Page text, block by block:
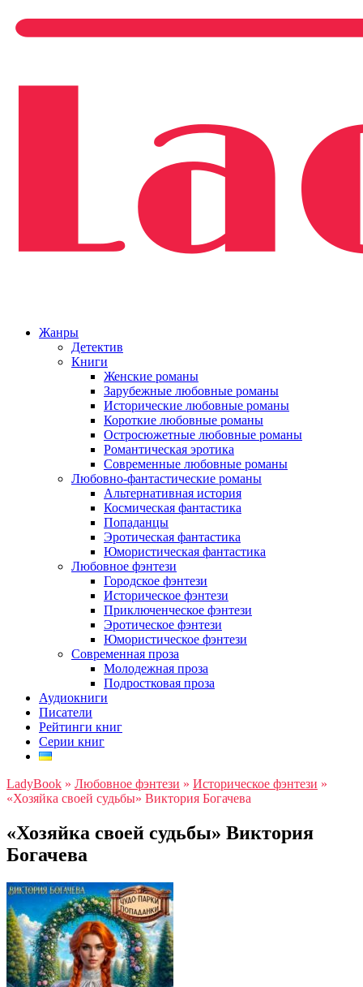
Жанры
Детектив
Книги
Женские романы
Зарубежные любовные романы
Исторические любовные романы
Короткие любовные романы
Остросюжетные любовные романы
Романтическая эротика
Современные любовные романы
Любовно-фантастические романы
Альтернативная история
Космическая фантастика
Попаданцы
Эротическая фантастика
Юмористическая фантастика
Любовное фэнтези
Городское фэнтези
Историческое фэнтези
Приключенческое фэнтези
Эротическое фэнтези
Юмористическое фэнтези
Современная проза
Молодежная проза
Подростковая проза
Аудиокниги
Писатели
Рейтинги книг
Серии книг
LadyBook » Любовное фэнтези » Историческое фэнтези »
«Хозяйка своей судьбы» Виктория Богачева
«Хозяйка своей судьбы» Виктория
Богачева